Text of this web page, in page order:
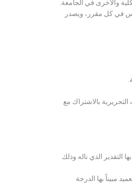
والأخرى في الجامعة.
في كل مقرر، ويصدر
بالاشتراك مع
التقدير الذي ناله وذلك
مبيناً بها الدرجة